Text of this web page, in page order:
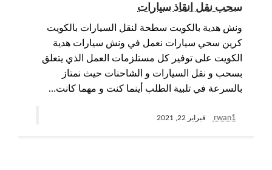
سحب نقل انقاذ سيارات
ونش هدية بالكويت سطحة لنقل السيارات بالكويت
كرين سحي سيارات نعمل في ونش سيارات هدية
الكويت على توفير كل مستلزمات العمل الذي يتعلق
بسحب و نقل السيارات و الشاحنات حيث نمتاز
بالسرعة في تلبية الطلب أينما كنت و مهما كانت…
rwan1 فبراير 22, 2021